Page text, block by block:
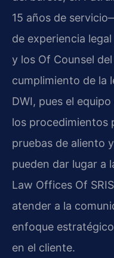
15 años de
de experiencia
y los Of Counsel
cumplimiento de la
DWI, pues el
los procedimientos
pruebas de aliento
pueden dar lugar a
Law Offices Of
atender a la
enfoque
en el cliente.